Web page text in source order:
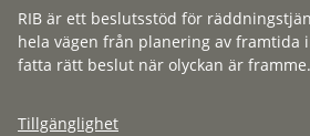
RIB är ett beslutsstöd för
hela vägen från planering av framtida
fatta rätt beslut när olyckan är framme.
Tillgänglighet